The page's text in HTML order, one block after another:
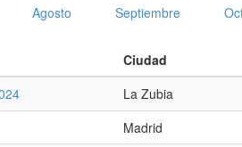
Agosto Septiembre
Ciudad
La Zubia
Madrid